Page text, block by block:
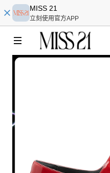
MISS 21
立刻使用官方APP